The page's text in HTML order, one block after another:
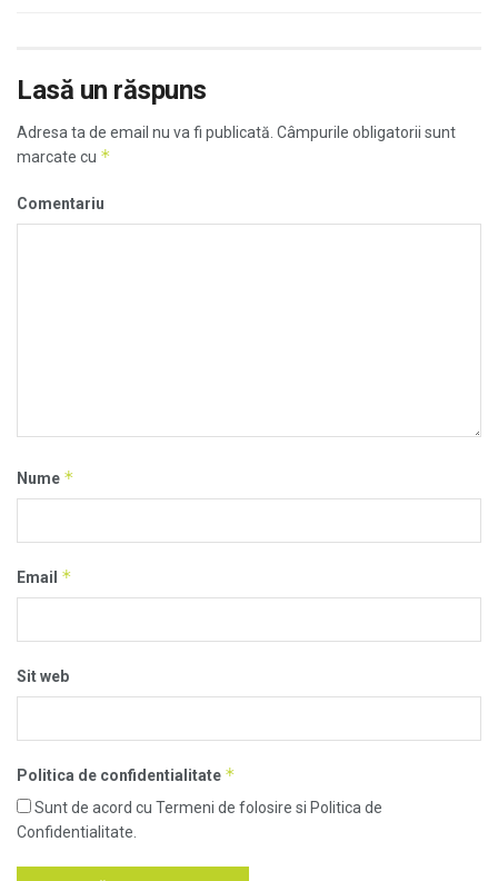
Lasă un răspuns
Adresa ta de email nu va fi publicată. Câmpurile obligatorii sunt
marcate cu *
Comentariu
Nume *
Email *
Sit web
Politica de confidentialitate *
Sunt de acord cu Termeni de folosire si Politica de
Confidentialitate.